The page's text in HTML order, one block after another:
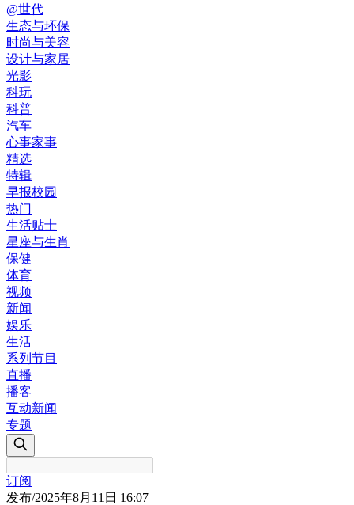
@世代
生态与环保
时尚与美容
设计与家居
光影
科玩
科普
汽车
心事家事
精选
特辑
早报校园
热门
生活贴士
星座与生肖
保健
体育
视频
新闻
娱乐
生活
系列节目
直播
播客
互动新闻
专题
订阅
发布/2025年8月11日 16:07